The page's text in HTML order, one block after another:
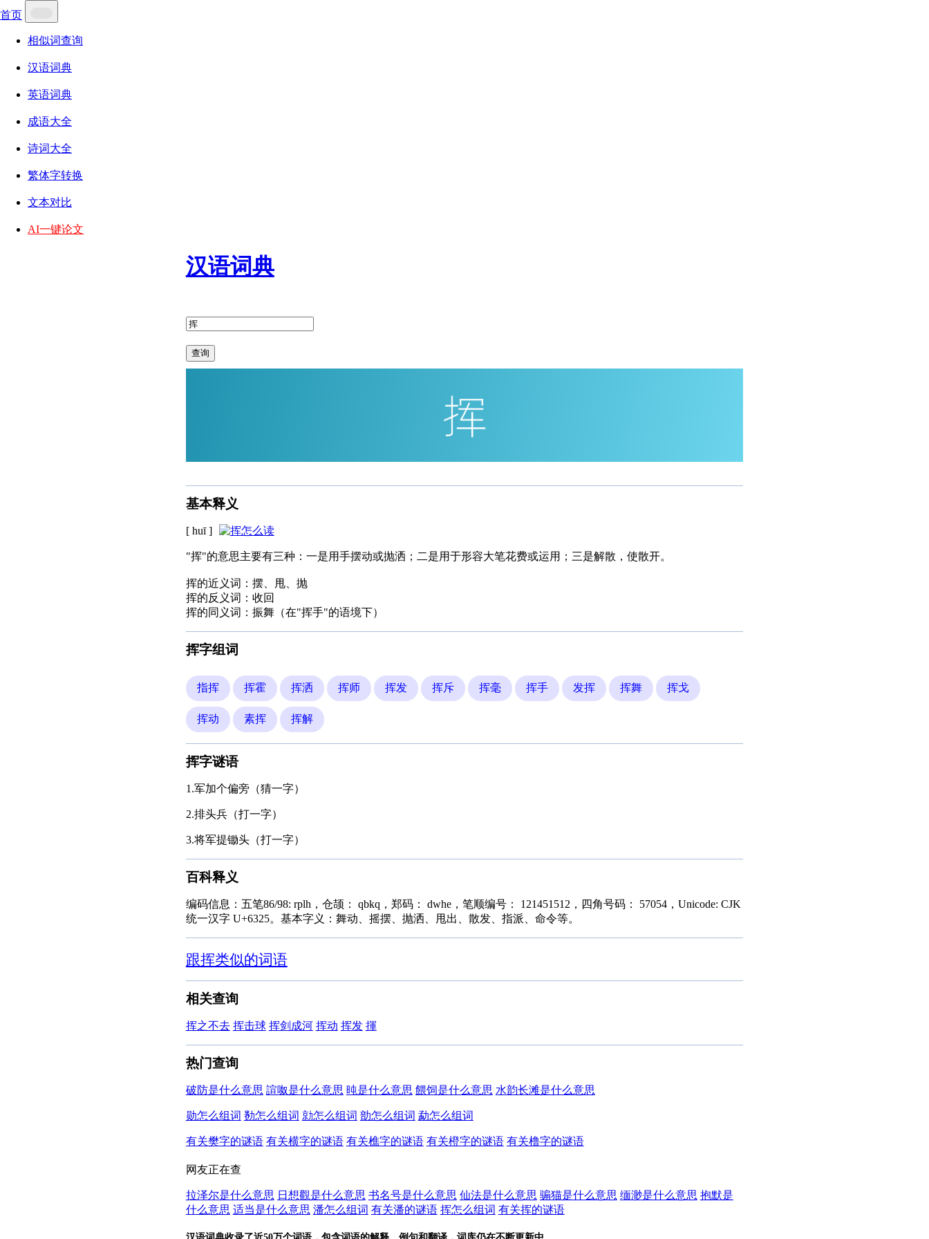
首页
相似词查询
汉语词典
英语词典
成语大全
诗词大全
繁体字转换
文本对比
AI一键论文
汉语词典
查询
基本释义
[ huī ]
"挥"的意思主要有三种：一是用手摆动或抛洒；二是用于形容大笔花费或运用；三是解散，使散开。
挥的近义词：摆、甩、抛
挥的反义词：收回
挥的同义词：振舞（在"挥手"的语境下）
挥字组词
指挥 挥霍 挥洒 挥师 挥发 挥斥 挥毫 挥手 发挥 挥舞 挥戈
挥动 素挥 挥解
挥字谜语
1.军加个偏旁（猜一字）
2.排头兵（打一字）
3.将军提锄头（打一字）
百科释义
编码信息：五笔86/98: rplh，仓颉： qbkq，郑码： dwhe，笔顺编号： 121451512，四角号码： 57054，Unicode: CJK
统一汉字 U+6325。基本字义：舞动、摇摆、抛洒、甩出、散发、指派、命令等。
跟挥类似的词语
相关查询
挥之不去 挥击球 挥剑成河 挥动 挥发 揮
热门查询
破防是什么意思 諠呶是什么意思 旽是什么意思 餵饲是什么意思 水韵长滩是什么意思
勋怎么组词 勌怎么组词 勍怎么组词 勏怎么组词 勐怎么组词
有关樊字的谜语 有关横字的谜语 有关樵字的谜语 有关橙字的谜语 有关橹字的谜语
网友正在查
拉泽尔是什么意思 日想觀是什么意思 书名号是什么意思 仙法是什么意思 骟猫是什么意思 缅渺是什么意思 抱默是
什么意思 适当是什么意思 潘怎么组词 有关潘的谜语 挥怎么组词 有关挥的谜语